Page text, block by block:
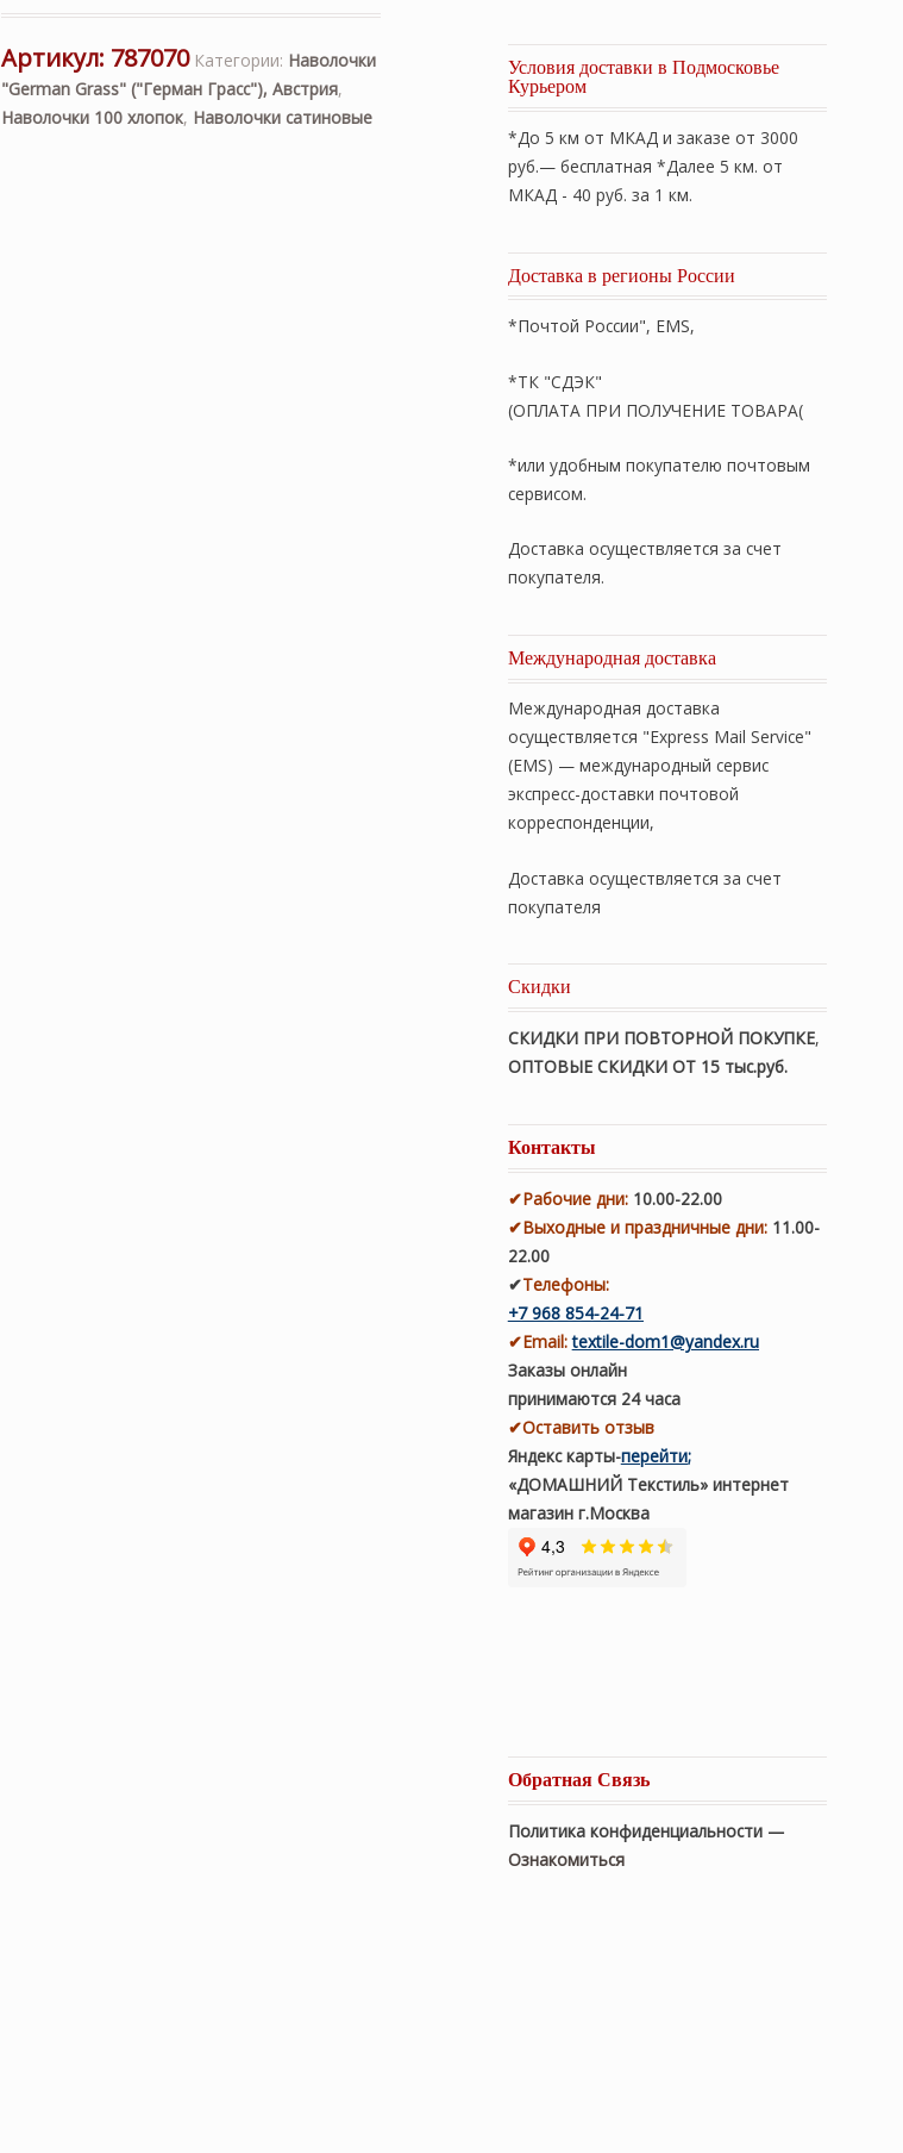
Артикул: 787070 Категории: Наволочки
"German Grass" ("Герман Грасс"), Австрия,
Наволочки 100 хлопок, Наволочки сатиновые
Условия доставки в Подмосковье
Курьером
*До 5 км от МКАД и заказе от 3000
руб.— бесплатная *Далее 5 км. от
МКАД - 40 руб. за 1 км.
Доставка в регионы России
*Почтой России", EMS,
*ТК "СДЭК"
(ОПЛАТА ПРИ ПОЛУЧЕНИЕ ТОВАРА(
*или удобным покупателю почтовым
сервисом.
Доставка осуществляется за счет
покупателя.
Международная доставка
Международная доставка
осуществляется "Express Mail Service"
(EMS) — международный сервис
экспресс-доставки почтовой
корреспонденции,
Доставка осуществляется за счет
покупателя
Скидки
СКИДКИ ПРИ ПОВТОРНОЙ ПОКУПКЕ,
ОПТОВЫЕ СКИДКИ ОТ 15 тыс.руб.
Контакты
✔Рабочие дни: 10.00-22.00
✔Выходные и праздничные дни:11.00-
22.00
✔Телефоны:
+7 968 854-24-71
✔Email: textile-dom1@yandex.ru
Заказы онлайн
принимаются 24 часа
✔Оставить отзыв
Яндекс карты-перейти;
«ДОМАШНИЙ Текстиль» интернет
магазин г.Москва
Обратная Связь
Политика конфиденциальности —
Ознакомиться